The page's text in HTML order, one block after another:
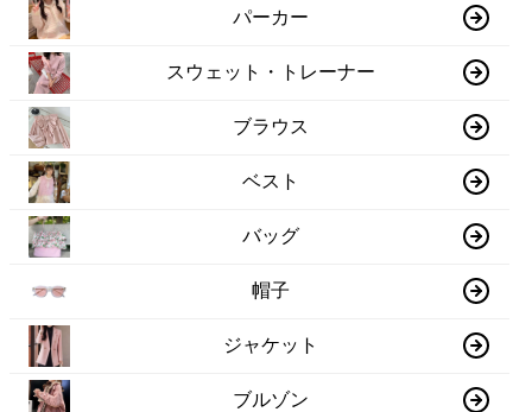
パーカー
スウェット・トレーナー
ブラウス
ベスト
バッグ
帽子
ジャケット
ブルゾン